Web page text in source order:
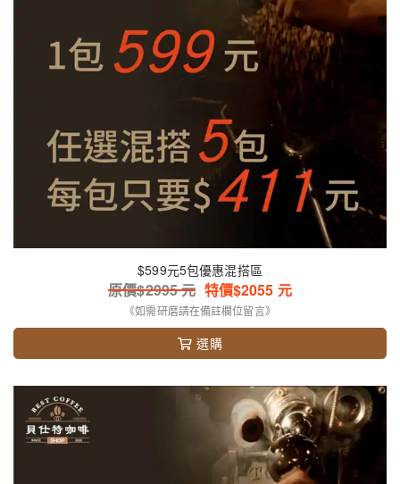
$599元5包優惠混搭區
原價$2995元 特價$2055 元
《如需研磨請在備註欄位留言》
選購